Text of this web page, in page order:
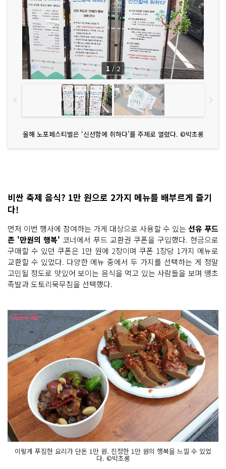
올해 노포페스티벌은 ‘신선함에 취하다’를 주제로 열렸다. ©박초롱
1 / 2
비싼 축제 음식? 1만 원으로 2가지 메뉴를 배부르게 즐기
다!
먼저 이번 행사에 참여하는 가게 대상으로 사용할 수 있는 선유 푸드
존 '만원의 행복' 코너에서 푸드 교환권 쿠폰을 구입했다. 현금으로
구매할 수 있던 쿠폰은 1만 원에 2장이며 쿠폰 1장당 1가지 메뉴로
교환할 수 있었다. 다양한 메뉴 중에서 두 가지를 선택하는 게 정말
고민될 정도로 맛있어 보이는 음식을 먹고 있는 사람들을 보며 땡초
족발과 도토리묵무침을 선택했다.
이렇게 푸짐한 요리가 단돈 1만 원. 진정한 1만 원의 행복을 느낄 수 있었
다. ©박초롱